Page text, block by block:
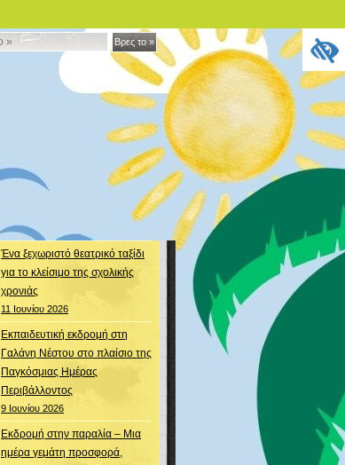
Βρες το »
Ένα ξεχωριστό θεατρικό ταξίδι
για το κλείσιμο της σχολικής
χρονιάς
11 Ιουνίου 2026
Εκπαιδευτική εκδρομή στη
Γαλάνη Νέστου στο πλαίσιο της
Παγκόσμιας Ημέρας
Περιβάλλοντος
9 Ιουνίου 2026
Εκδρομή στην παραλία – Μια
ημέρα γεμάτη προσφορά,